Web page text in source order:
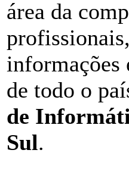
área da
informações
de todo o
de
Sul.